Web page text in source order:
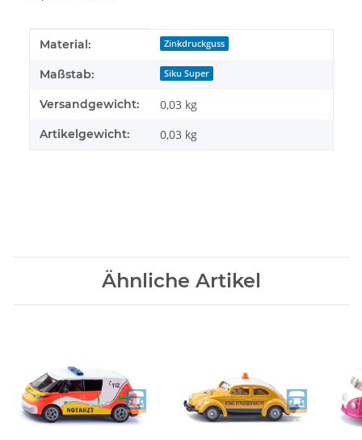
Produkteigenschaft
Wert
Material: Zinkdruckguss
Maßstab: Siku Super
Versandgewicht: 0,03 kg
Artikelgewicht: 0,03 kg
Ähnliche Artikel